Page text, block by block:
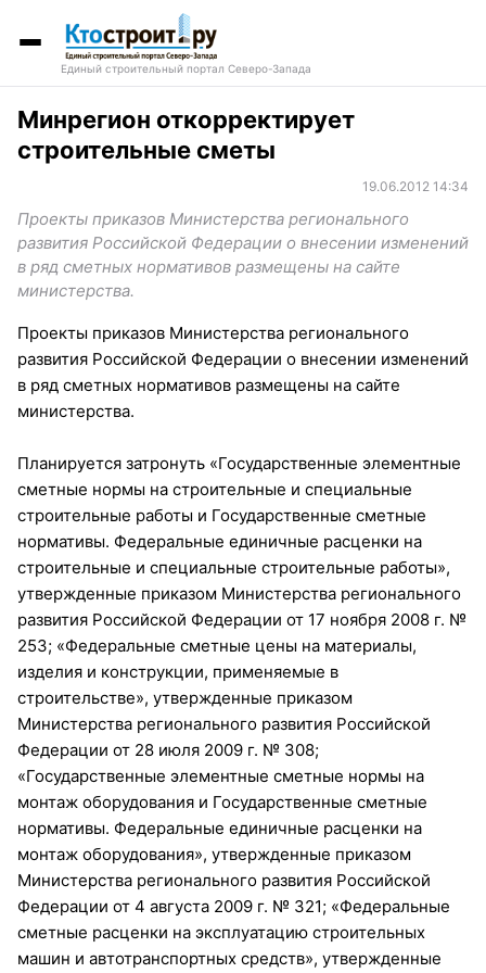
Единый строительный портал Северо-Запада
Минрегион откорректирует
строительные сметы
19.06.2012 14:34
Проекты приказов Министерства регионального
развития Российской Федерации о внесении изменений
в ряд сметных нормативов размещены на сайте
министерства.
Проекты приказов Министерства регионального
развития Российской Федерации о внесении изменений
в ряд сметных нормативов размещены на сайте
министерства.
Планируется затронуть «Государственные элементные
сметные нормы на строительные и специальные
строительные работы и Государственные сметные
нормативы. Федеральные единичные расценки на
строительные и специальные строительные работы»,
утвержденные приказом Министерства регионального
развития Российской Федерации от 17 ноября 2008 г. №
253; «Федеральные сметные цены на материалы,
изделия и конструкции, применяемые в
строительстве», утвержденные приказом
Министерства регионального развития Российской
Федерации от 28 июля 2009 г. № 308;
«Государственные элементные сметные нормы на
монтаж оборудования и Государственные сметные
нормативы. Федеральные единичные расценки на
монтаж оборудования», утвержденные приказом
Министерства регионального развития Российской
Федерации от 4 августа 2009 г. № 321; «Федеральные
сметные расценки на эксплуатацию строительных
машин и автотранспортных средств», утвержденные